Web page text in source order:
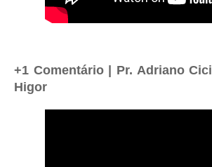
+1 Comentário | Pr. Adriano
Higor